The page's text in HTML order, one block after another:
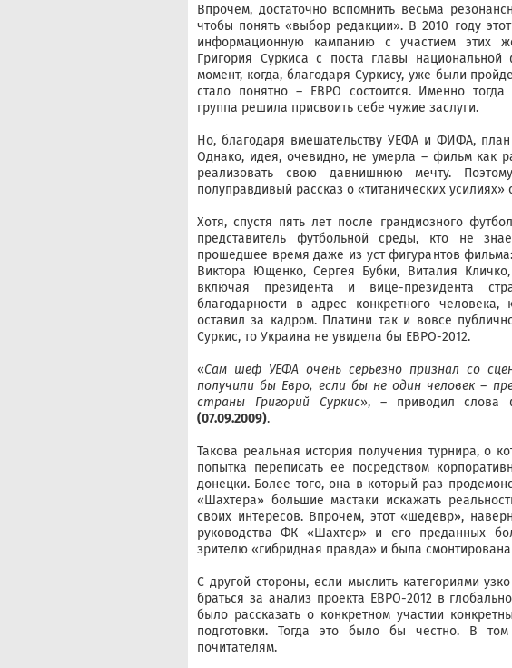
Впрочем, достаточно вспомнить весьма
чтобы понять «выбор редакции». В 2010 году
информационную кампанию с участием этих
Григория Суркиса с поста главы
момент, когда, благодаря Суркису, уже были
стало понятно – ЕВРО состоится. Именно тогда
группа решила присвоить себе чужие заслуги.
Но, благодаря вмешательству УЕФА и ФИФА, план
Однако, идея, очевидно, не умерла – фильм как
реализовать свою давнишнюю мечту.
полуправдивый рассказ о «титанических усилиях»
Хотя, спустя пять лет после грандиозного
представитель футбольной среды, кто не
прошедшее время даже из уст фигурантов
Виктора Ющенко, Сергея Бубки, Виталия
включая президента и вице-президента
благодарности в адрес конкретного человека,
оставил за кадром. Платини так и вовсе
Суркис, то Украина не увидела бы ЕВРО-2012.
«Сам шеф УЕФА очень серьезно признал со
получили бы Евро, если бы не один человек –
страны Григорий Суркис», – приводил слова
(07.09.2009).
Такова реальная история получения турнира, о
попытка переписать ее посредством
донецки. Более того, она в который раз
«Шахтера» большие мастаки искажать
своих интересов. Впрочем, этот «шедевр»,
руководства ФК «Шахтер» и его преданных
зрителю «гибридная правда» и была
С другой стороны, если мыслить категориями
браться за анализ проекта ЕВРО-2012 в
было рассказать о конкретном участии
подготовки. Тогда это было бы честно. В
почитателям.